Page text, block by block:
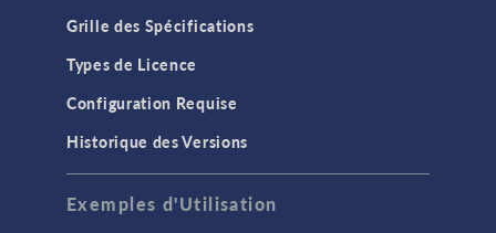
Grille des Spécifications
Types de Licence
Configuration Requise
Historique des Versions
Exemples d'Utilisation